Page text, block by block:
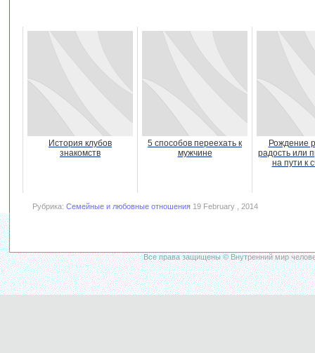
История клубов
знакомств
5 способов переехать к
мужчине
Рождение
радость или
на пути к
Рубрика: Семейные и любовные отношения 19 February , 2014
Все права защищены © Внутренний мир